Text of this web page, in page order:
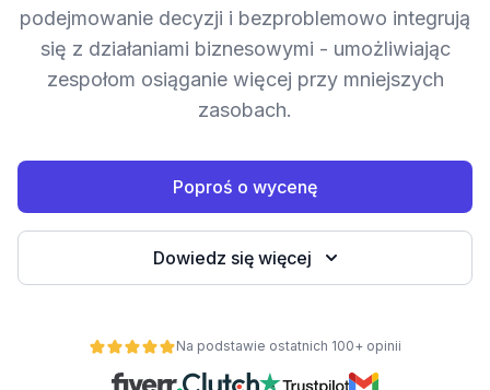
podejmowanie decyzji i bezproblemowo integrują
się z działaniami biznesowymi - umożliwiając
zespołom osiąganie więcej przy mniejszych
zasobach.
Poproś o wycenę
Dowiedz się więcej
Na podstawie ostatnich 100+ opinii